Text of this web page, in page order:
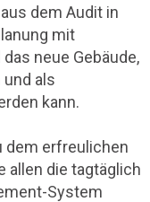
dem Audit in
mit
neue Gebäude,
als
kann.
dem erfreulichen
allen die tagtäglich
System